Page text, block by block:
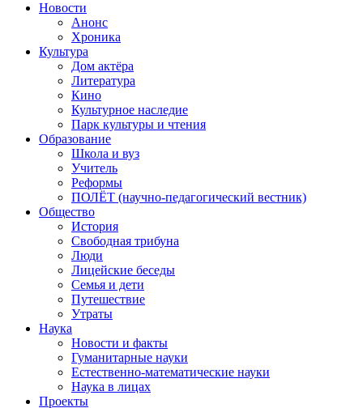
Новости
Анонс
Хроника
Культура
Дом актёра
Литература
Кино
Культурное наследие
Парк культуры и чтения
Образование
Школа и вуз
Учитель
Реформы
ПОЛЁТ (научно-педагогический вестник)
Общество
История
Свободная трибуна
Люди
Лицейские беседы
Семья и дети
Путешествие
Утраты
Наука
Новости и факты
Гуманитарные науки
Естественно-математические науки
Наука в лицах
Проекты